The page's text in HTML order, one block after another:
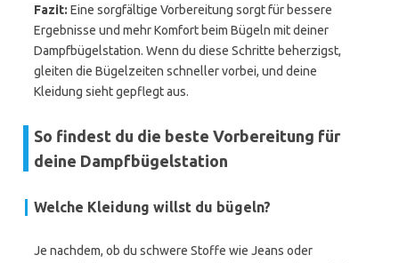
Fazit: Eine sorgfältige Vorbereitung sorgt für bessere
Ergebnisse und mehr Komfort beim Bügeln mit deiner
Dampfbügelstation. Wenn du diese Schritte beherzigst,
gleiten die Bügelzeiten schneller vorbei, und deine
Kleidung sieht gepflegt aus.
So findest du die beste Vorbereitung für
deine Dampfbügelstation
Welche Kleidung willst du bügeln?
Je nachdem, ob du schwere Stoffe wie Jeans oder